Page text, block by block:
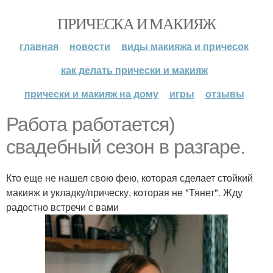
ПРИЧЕСКА И МАКИЯЖ
главная новости
виды макияжа и причесок
как делать прически и макияж
прически и макияж на дому
игры отзывы
Работа работается)
свадебный сезон в разгаре.
Кто еще не нашел свою фею, которая сделает стойкий
макияж и укладку/прическу, которая не "Тянет". Жду
радостно встречи с вами